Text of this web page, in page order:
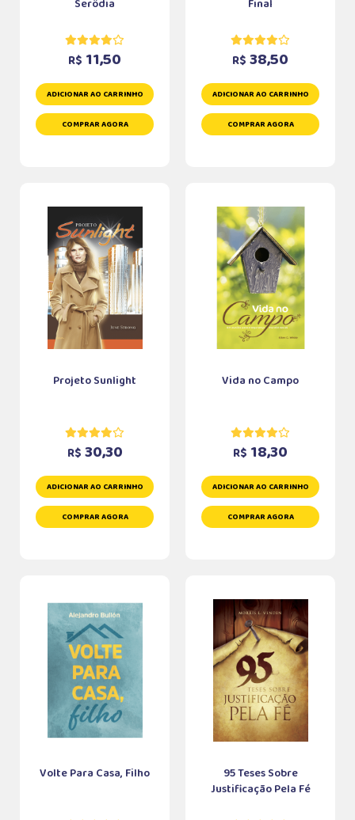
Serôdia
R$ 11,50
ADICIONAR AO CARRINHO
COMPRAR AGORA
Final
R$ 38,50
ADICIONAR AO CARRINHO
COMPRAR AGORA
Projeto Sunlight
R$ 30,30
ADICIONAR AO CARRINHO
COMPRAR AGORA
Vida no Campo
R$ 18,30
ADICIONAR AO CARRINHO
COMPRAR AGORA
Volte Para Casa, Filho
95 Teses Sobre
Justificação Pela Fé